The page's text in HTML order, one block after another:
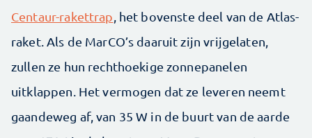
Centaur-rakettrap, het bovenste deel van de Atlas-
raket. Als de MarCO’s daaruit zijn vrijgelaten,
zullen ze hun rechthoekige zonnepanelen
uitklappen. Het vermogen dat ze leveren neemt
gaandeweg af, van 35 W in de buurt van de aarde